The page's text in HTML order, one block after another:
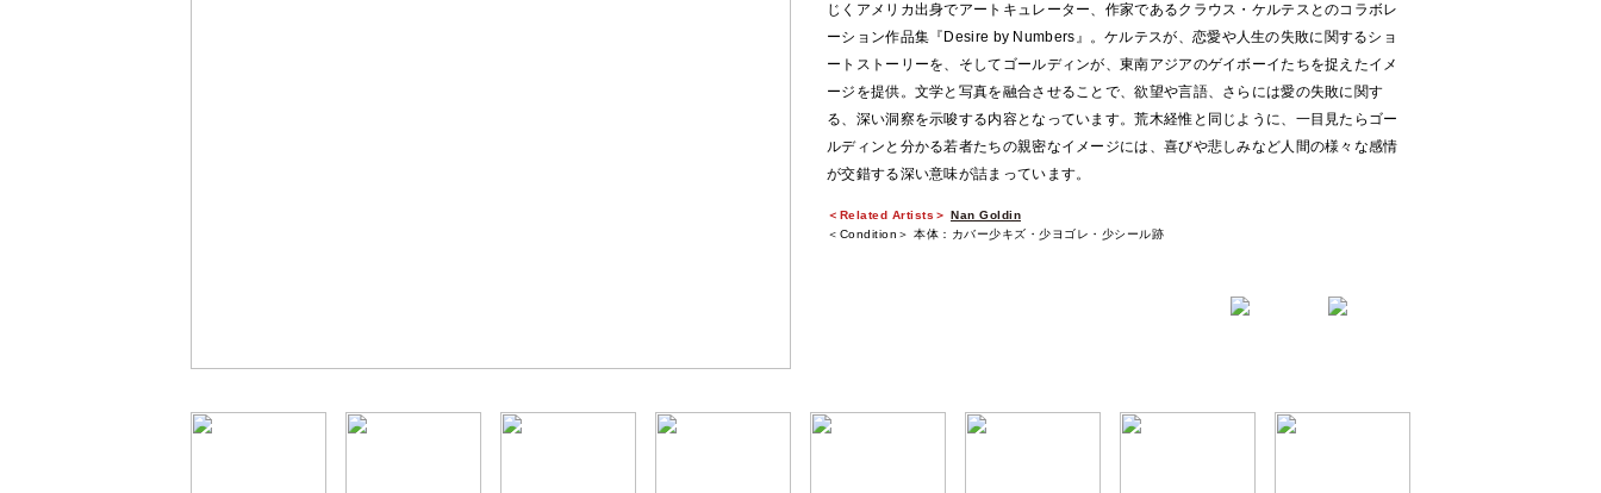
じくアメリカ出身でアートキュレーター、作家であるクラウス・ケルテスとのコラボレ
ーション作品集『Desire by Numbers』。ケルテスが、恋愛や人生の失敗に関するショ
ートストーリーを、そしてゴールディンが、東南アジアのゲイボーイたちを捉えたイメ
ージを提供。文学と写真を融合させることで、欲望や言語、さらには愛の失敗に関す
る、深い洞察を示唆する内容となっています。荒木経惟と同じように、一目見たらゴー
ルディンと分かる若者たちの親密なイメージには、喜びや悲しみなど人間の様々な感情
が交錯する深い意味が詰まっています。
＜Related Artists＞ Nan Goldin
＜Condition＞ 本体：カバー少キズ・少ヨゴレ・少シール跡